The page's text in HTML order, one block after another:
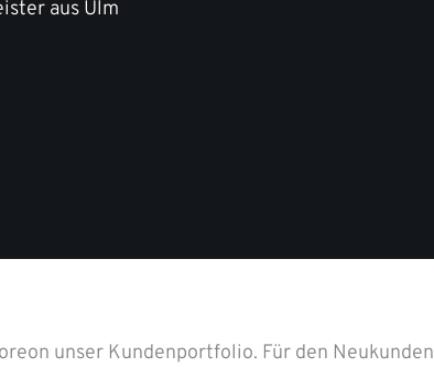
aus Ulm
unser Kundenportfolio. Für den Neukunden